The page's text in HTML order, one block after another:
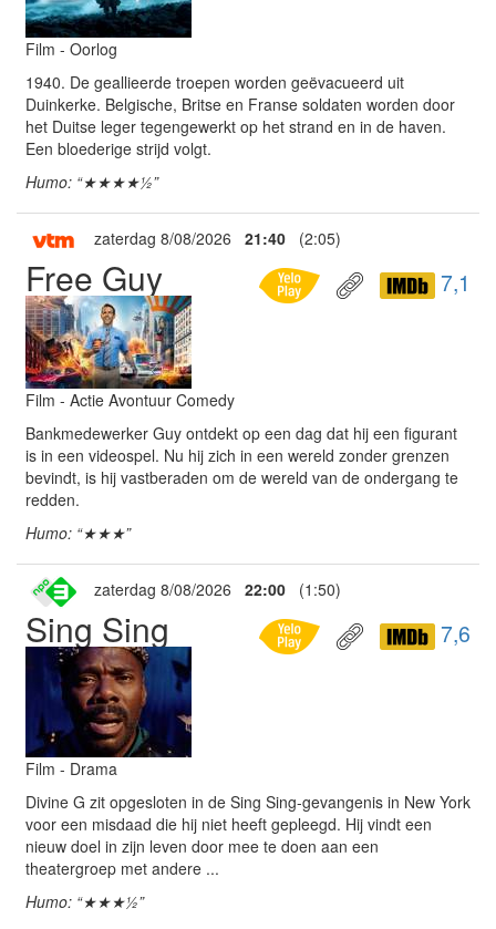
Film - Oorlog
1940. De geallieerde troepen worden geëvacueerd uit
Duinkerke. Belgische, Britse en Franse soldaten worden door
het Duitse leger tegengewerkt op het strand en in de haven.
Een bloederige strijd volgt.
Humo: “★★★★½”
zaterdag 8/08/2026 21:40 (2:05)
Free Guy 7,1
Film - Actie Avontuur Comedy
Bankmedewerker Guy ontdekt op een dag dat hij een figurant
is in een videospel. Nu hij zich in een wereld zonder grenzen
bevindt, is hij vastberaden om de wereld van de ondergang te
redden.
Humo: “★★★”
zaterdag 8/08/2026 22:00 (1:50)
Sing Sing 7,6
Film - Drama
Divine G zit opgesloten in de Sing Sing-gevangenis in New York
voor een misdaad die hij niet heeft gepleegd. Hij vindt een
nieuw doel in zijn leven door mee te doen aan een
theatergroep met andere ...
Humo: “★★★½”